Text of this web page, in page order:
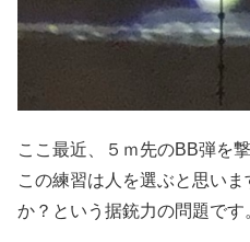
ここ最近、５ｍ先のBB弾を
この練習は人を選ぶと思い
か？という据銃力の問題です